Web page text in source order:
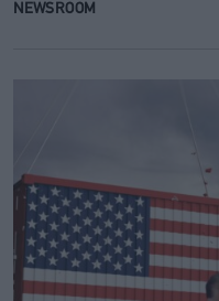
NEWSROOM